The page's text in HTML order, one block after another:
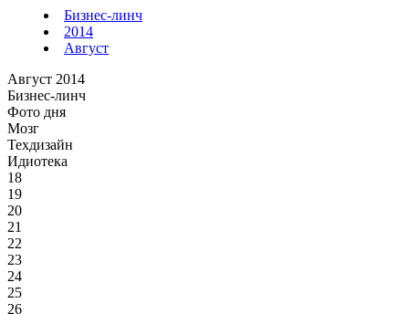
Бизнес-линч
2014
Август
Август 2014
Бизнес-линч
Фото дня
Мозг
Техдизайн
Идиотека
18
19
20
21
22
23
24
25
26